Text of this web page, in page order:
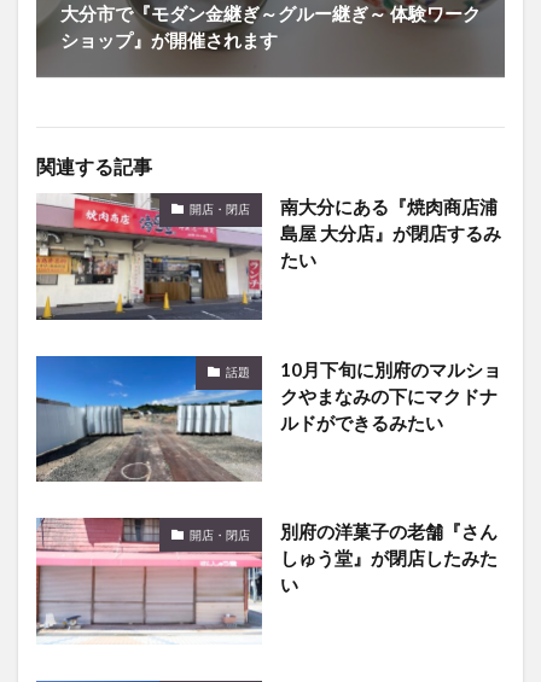
大分市で『モダン金継ぎ～グルー継ぎ～ 体験ワーク
ショップ』が開催されます
関連する記事
開店・閉店
南大分にある『焼肉商店浦
島屋 大分店』が閉店するみ
たい
話題
10月下旬に別府のマルショ
クやまなみの下にマクドナ
ルドができるみたい
開店・閉店
別府の洋菓子の老舗『さん
しゅう堂』が閉店したみた
い